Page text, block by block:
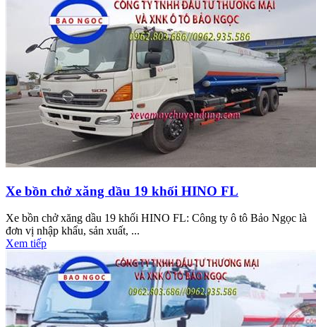
Xe bồn chở xăng dầu 19 khối HINO FL
Xe bồn chở xăng dầu 19 khối HINO FL: Công ty ô tô Bảo Ngọc là
đơn vị nhập khẩu, sản xuất, ...
Xem tiếp